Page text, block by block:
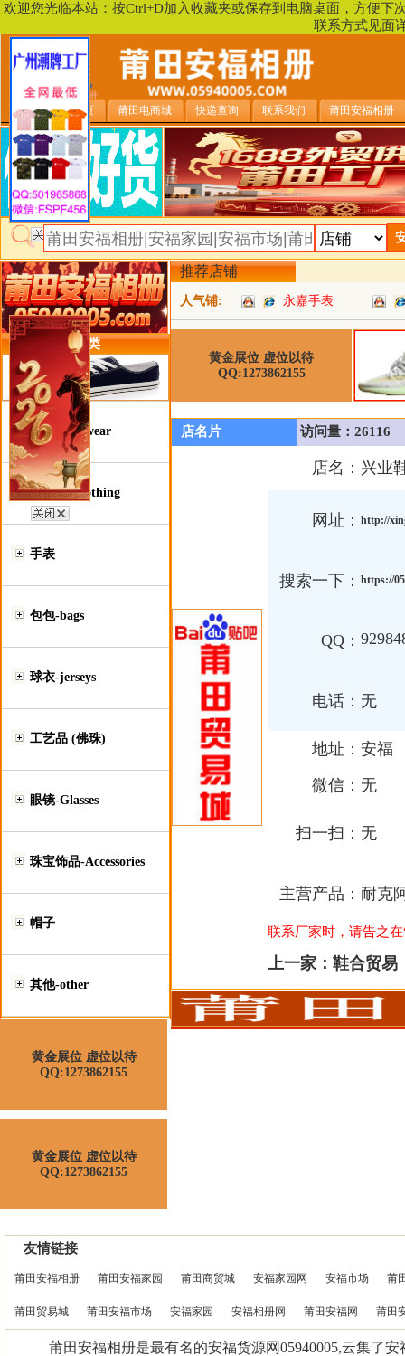
欢迎您光临本站：按Ctrl+D加入收藏夹或保存到电脑桌面，方便
联系方式见面
安福相册首页 莆田电商城 快递查询 联系我们 莆田安福相册
类目详细分类
鞋类-Footwear
服装类-Clothing
手表
包包-bags
球衣-jerseys
工艺品 (佛珠)
眼镜-Glasses
珠宝饰品-Accessories
帽子
其他-other
黄金展位 虚位以待
QQ:1273862155
黄金展位 虚位以待
QQ:1273862155
推荐店铺
人气铺: 永嘉手表
黄金展位 虚位以待
QQ:1273862155
店名片 访问量：26116
店名： 兴业
网址： http://
搜索一下： https://
QQ：
电话： 无
地址： 安福
微信： 无
扫一扫： 无
主营产品： 耐克
联系厂家时，请告之
上一家： 鞋合贸易
友情链接
莆田安福相册 莆田安福家园 莆田商贸城 安福家园网 安福市场 莆
莆田贸易城 莆田安福市场 安福家园 安福相册网 莆田安福网 莆田
莆田安福相册是最有名的安福货源网05940005,云集了